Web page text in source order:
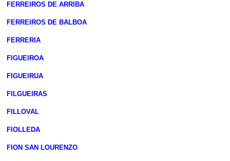
FERREIROS DE ARRIBA
FERREIROS DE BALBOA
FERRERIA
FIGUEIROA
FIGUEIRUA
FILGUEIRAS
FILLOVAL
FIOLLEDA
FION SAN LOURENZO